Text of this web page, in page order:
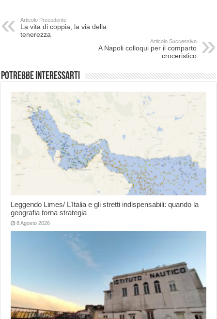
Articolo Precedente
La vita di coppia; la via della
tenerezza
Articolo Successivo
A Napoli colloqui per il comparto
croceristico
Potrebbe interessarti
Leggendo Limes/ L’Italia e gli stretti indispensabili: quando la
geografia torna strategia
8 Agosto 2026